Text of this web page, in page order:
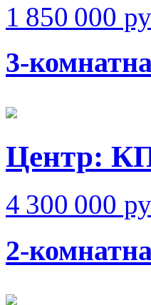
1 850 000
3-
Центр:
4 300 000
2-